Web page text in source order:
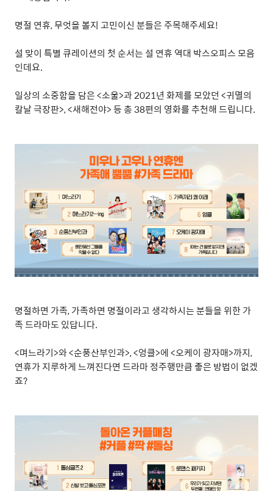
명절 연휴,무엇을 볼지 고민이신 분들은 주목해주세요!
설 맞이 특별 큐레이션의 첫 순서는 설 연휴 역대 박스오피스 모음
인데요.
일상의 소중함을 담은<소울>과2021년 화제를 모았던 <귀멸의
칼날 극장판>, <새해전야>등 총38편의 영화를 추천해 드립니다.
명절하면 가족,가족하면 명절이라고 생각하시는 분들을 위한 가
족 드라마도 있답니다.
<며느라기>와<순풍산부인과>, <엉클>에<오케이 광자매>까지,
연휴가 지루하게 느껴진다면 드라마 정주행만큼 좋은 방법이 없겠
죠?